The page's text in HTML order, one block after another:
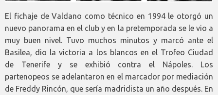
El fichaje de Valdano como técnico en 1994 le otorgó un
nuevo panorama en el club y en la pretemporada se le vio a
muy buen nivel. Tuvo muchos minutos y marcó ante el
Basilea, dio la victoria a los blancos en el Trofeo Ciudad
de Tenerife y se exhibió contra el Nápoles. Los
partenopeos se adelantaron en el marcador por mediación
de Freddy Rincón, que sería madridista un año después. En